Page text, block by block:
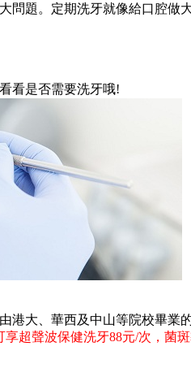
題。定期洗牙就像給口腔做
看是否需要洗牙哦!
港大、華西及中山等院校畢業
超聲波保健洗牙88元/次，菌